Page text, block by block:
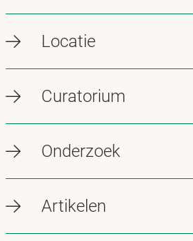
Locatie
Curatorium
Onderzoek
Artikelen